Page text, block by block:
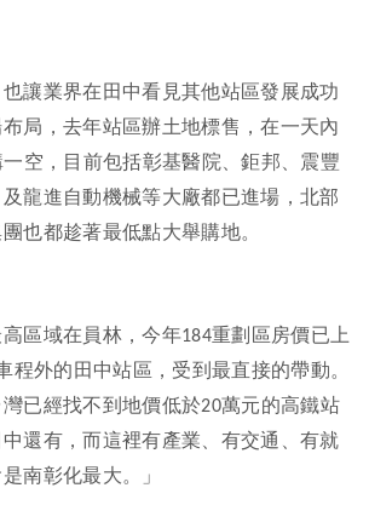
讓業界在田中看見其他站區發展成功
局，去年站區辦土地標售，在一天內
空，目前包括彰基醫院、鉅邦、震豐
龍進自動機械等大廠都已進場，北部
也都趁著最低點大舉購地。
區域在員林，今年184重劃區房價已上
程外的田中站區，受到最直接的帶動。
已經找不到地價低於20萬元的高鐵站
還有，而這裡有產業、有交通、有就
南彰化最大。」